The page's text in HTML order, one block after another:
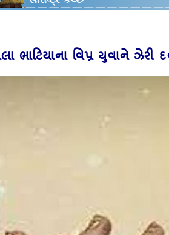
ભાટિયાના વિપ્ર યુવાને ઝેરી